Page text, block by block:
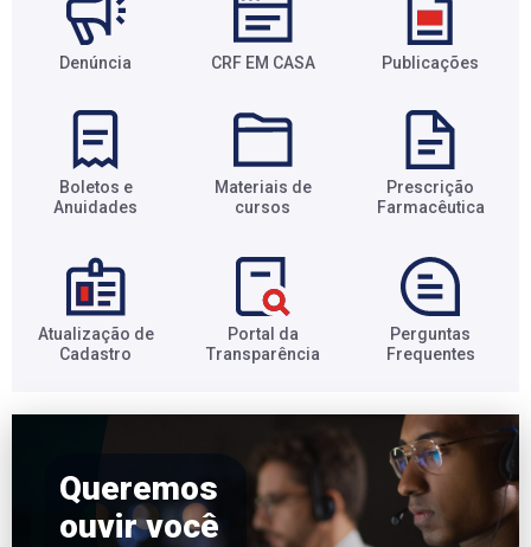
Denúncia CRF EM CASA Publicações
Boletos e
Anuidades​
Materiais de
cursos​
Prescrição
Farmacêutica​
Atualização de
Cadastro​
Portal da
Transparência​
Perguntas
Frequentes​
Queremos
ouvir você